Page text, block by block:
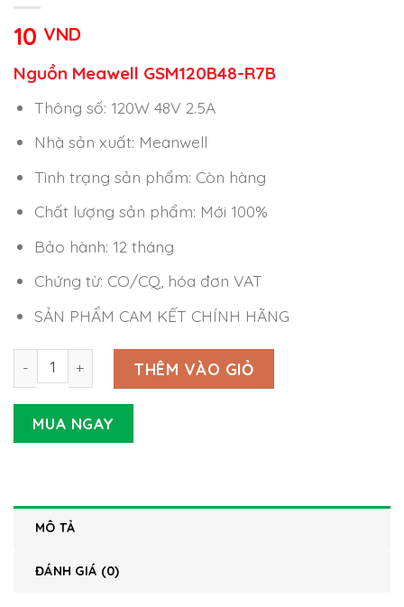
10 VND
Nguồn Meawell GSM120B48-R7B
Thông số: 120W 48V 2.5A
Nhà sản xuất: Meanwell
Tình trạng sản phẩm: Còn hàng
Chất lượng sản phẩm: Mới 100%
Bảo hành: 12 tháng
Chứng từ: CO/CQ, hóa đơn VAT
SẢN PHẨM CAM KẾT CHÍNH HÃNG
Nguồn Meanwell GSM120B48-R7B (120W 48V 2.5A) số
THÊM VÀO GIỎ
MUA NGAY
MÔ TẢ
ĐÁNH GIÁ (0)